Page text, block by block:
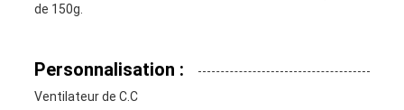
de 150g.
Personnalisation :
Ventilateur de C.C